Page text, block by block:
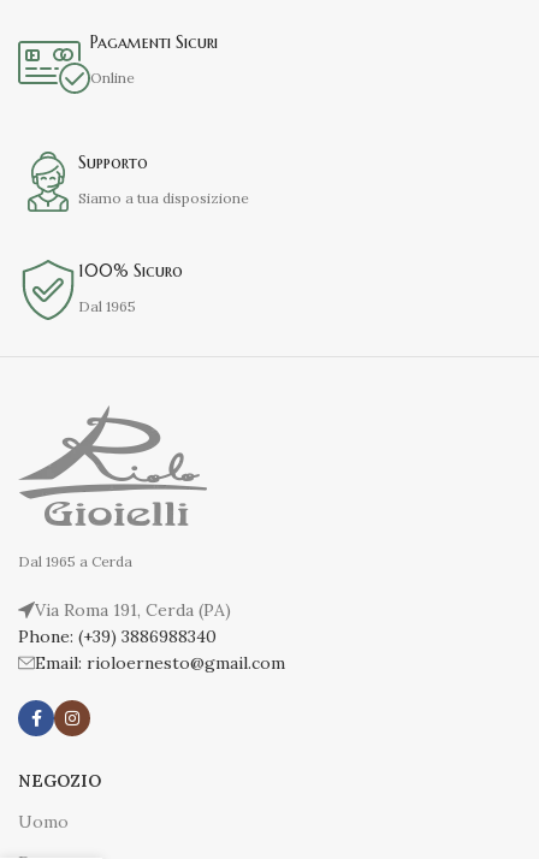
Pagamenti Sicuri
Online
Supporto
Siamo a tua disposizione
100% Sicuro
Dal 1965
Dal 1965 a Cerda
Via Roma 191, Cerda (PA)
Phone: (+39) 3886988340
Email: rioloernesto@gmail.com
NEGOZIO
Uomo